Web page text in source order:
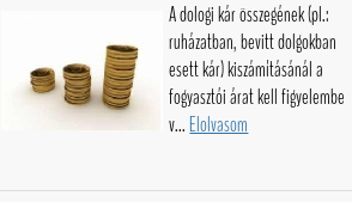
A dologi kár összegének (pl.:
ruházatban, bevitt dolgokban
esett kár) kiszámításánál a
fogyasztói árat kell figyelembe
v... Elolvasom